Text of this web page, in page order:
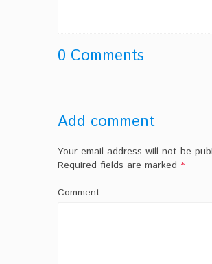
0 Comments
Add comment
Your email address will not be
Required fields are marked *
Comment